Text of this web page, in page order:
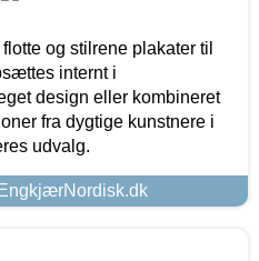
og stilrene plakater til
internt i
design eller kombineret
fra dygtige kunstnere i
udvalg.